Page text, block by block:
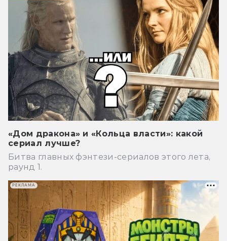
«Дом дракона» и «Кольца власти»: какой
сериал лучше?
Битва главных фэнтези-сериалов этого лета,
раунд 1.
РЕКЛАМА